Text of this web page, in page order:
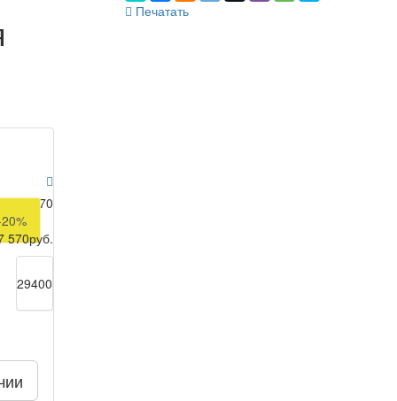
Печатать
146 970
570руб.
29400